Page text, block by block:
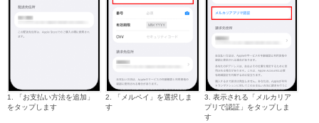
1. 「お支払い方法を追加」
をタップします
2. 「メルペイ」を選択しま
す
3. 表示される「メルカリア
プリで認証」をタップしま
す